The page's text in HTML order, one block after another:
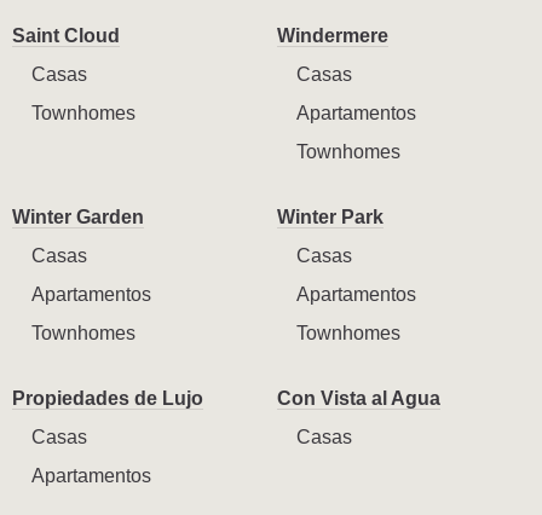
Saint Cloud
Casas
Townhomes
Windermere
Casas
Apartamentos
Townhomes
Winter Garden
Casas
Apartamentos
Townhomes
Winter Park
Casas
Apartamentos
Townhomes
Propiedades de Lujo
Casas
Apartamentos
Con Vista al Agua
Casas